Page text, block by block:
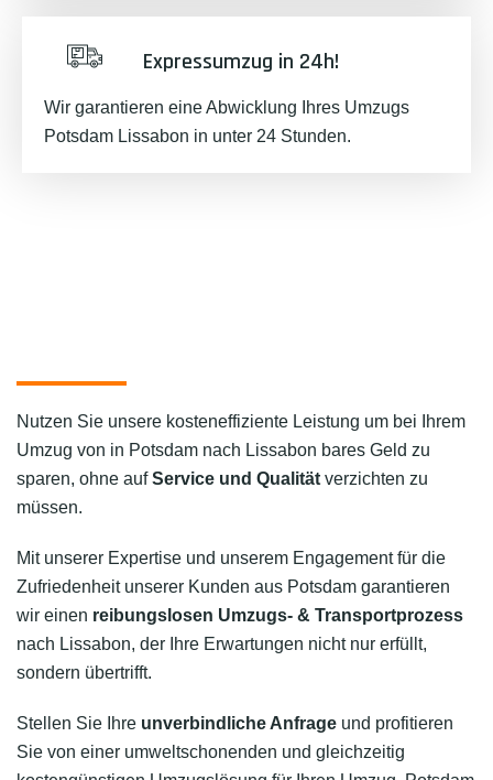
Expressumzug in 24h!
Wir garantieren eine Abwicklung Ihres Umzugs
Potsdam Lissabon in unter 24 Stunden.
Nutzen Sie unsere kosteneffiziente Leistung um bei Ihrem
Umzug von in Potsdam nach Lissabon bares Geld zu
sparen, ohne aufService und Qualität verzichten zu
müssen.
Mit unserer Expertise und unserem Engagement für die
Zufriedenheit unserer Kunden aus Potsdam garantieren
wir einen reibungslosen Umzugs- & Transportprozess
nach Lissabon, der Ihre Erwartungen nicht nur erfüllt,
sondern übertrifft.
Stellen Sie Ihre unverbindliche Anfrage und profitieren
Sie von einer umweltschonenden und gleichzeitig